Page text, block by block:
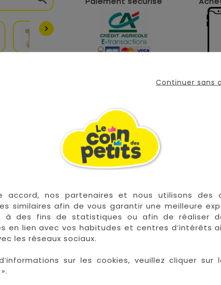
Continuer sans
accord, nos partenaires et nous utilisons des
similaires afin de vous garantir une meilleure
à des fins de statistiques ou afin de réaliser
en lien avec vos habitudes et centres d’intérêts
les réseaux sociaux.
sur les cookies, veuillez cliquer sur

et le banjo imprimé de jolies illustrations ! 3 cordes
les plus grandes marques de puériculture
la Réunion !
Réunion : Achat
Paul